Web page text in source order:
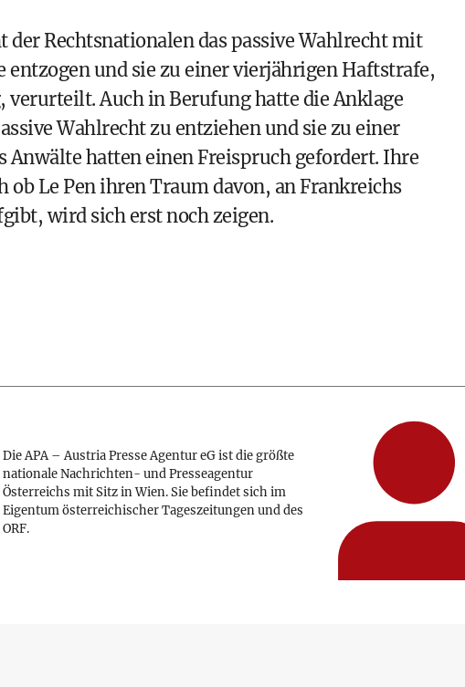
Rechtsnationalen das passive Wahlrecht mit
und sie zu einer vierjährigen Haftstrafe,
verurteilt. Auch in Berufung hatte die Anklage
Wahlrecht zu entziehen und sie zu einer
Anwälte hatten einen Freispruch gefordert. Ihre
Le Pen ihren Traum davon, an Frankreichs
wird sich erst noch zeigen.
Die APA – Austria Presse Agentur eG ist die größte
nationale Nachrichten- und Presseagentur
Österreichs mit Sitz in Wien. Sie befindet sich im
Eigentum österreichischer Tageszeitungen und des
ORF.